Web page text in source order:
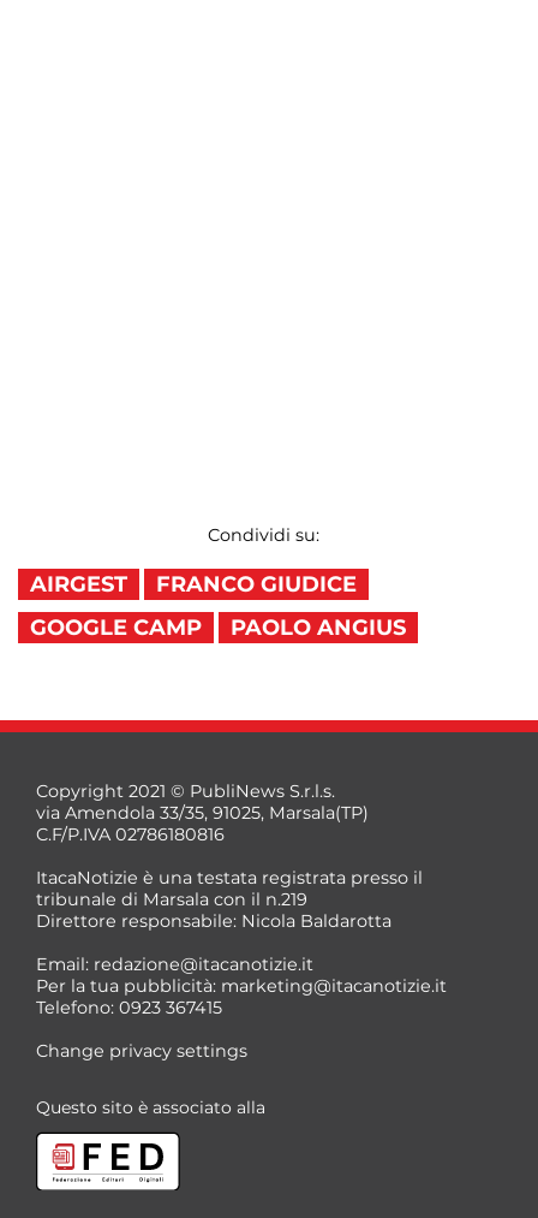
Condividi su:
AIRGEST
FRANCO GIUDICE
GOOGLE CAMP
PAOLO ANGIUS
Copyright 2021 © PubliNews S.r.l.s.
via Amendola 33/35, 91025, Marsala(TP)
C.F/P.IVA 02786180816
ItacaNotizie è una testata registrata presso il
tribunale di Marsala con il n.219
Direttore responsabile: Nicola Baldarotta
Email: redazione@itacanotizie.it
Per la tua pubblicità: marketing@itacanotizie.it
Telefono: 0923 367415
Change privacy settings
Questo sito è associato alla